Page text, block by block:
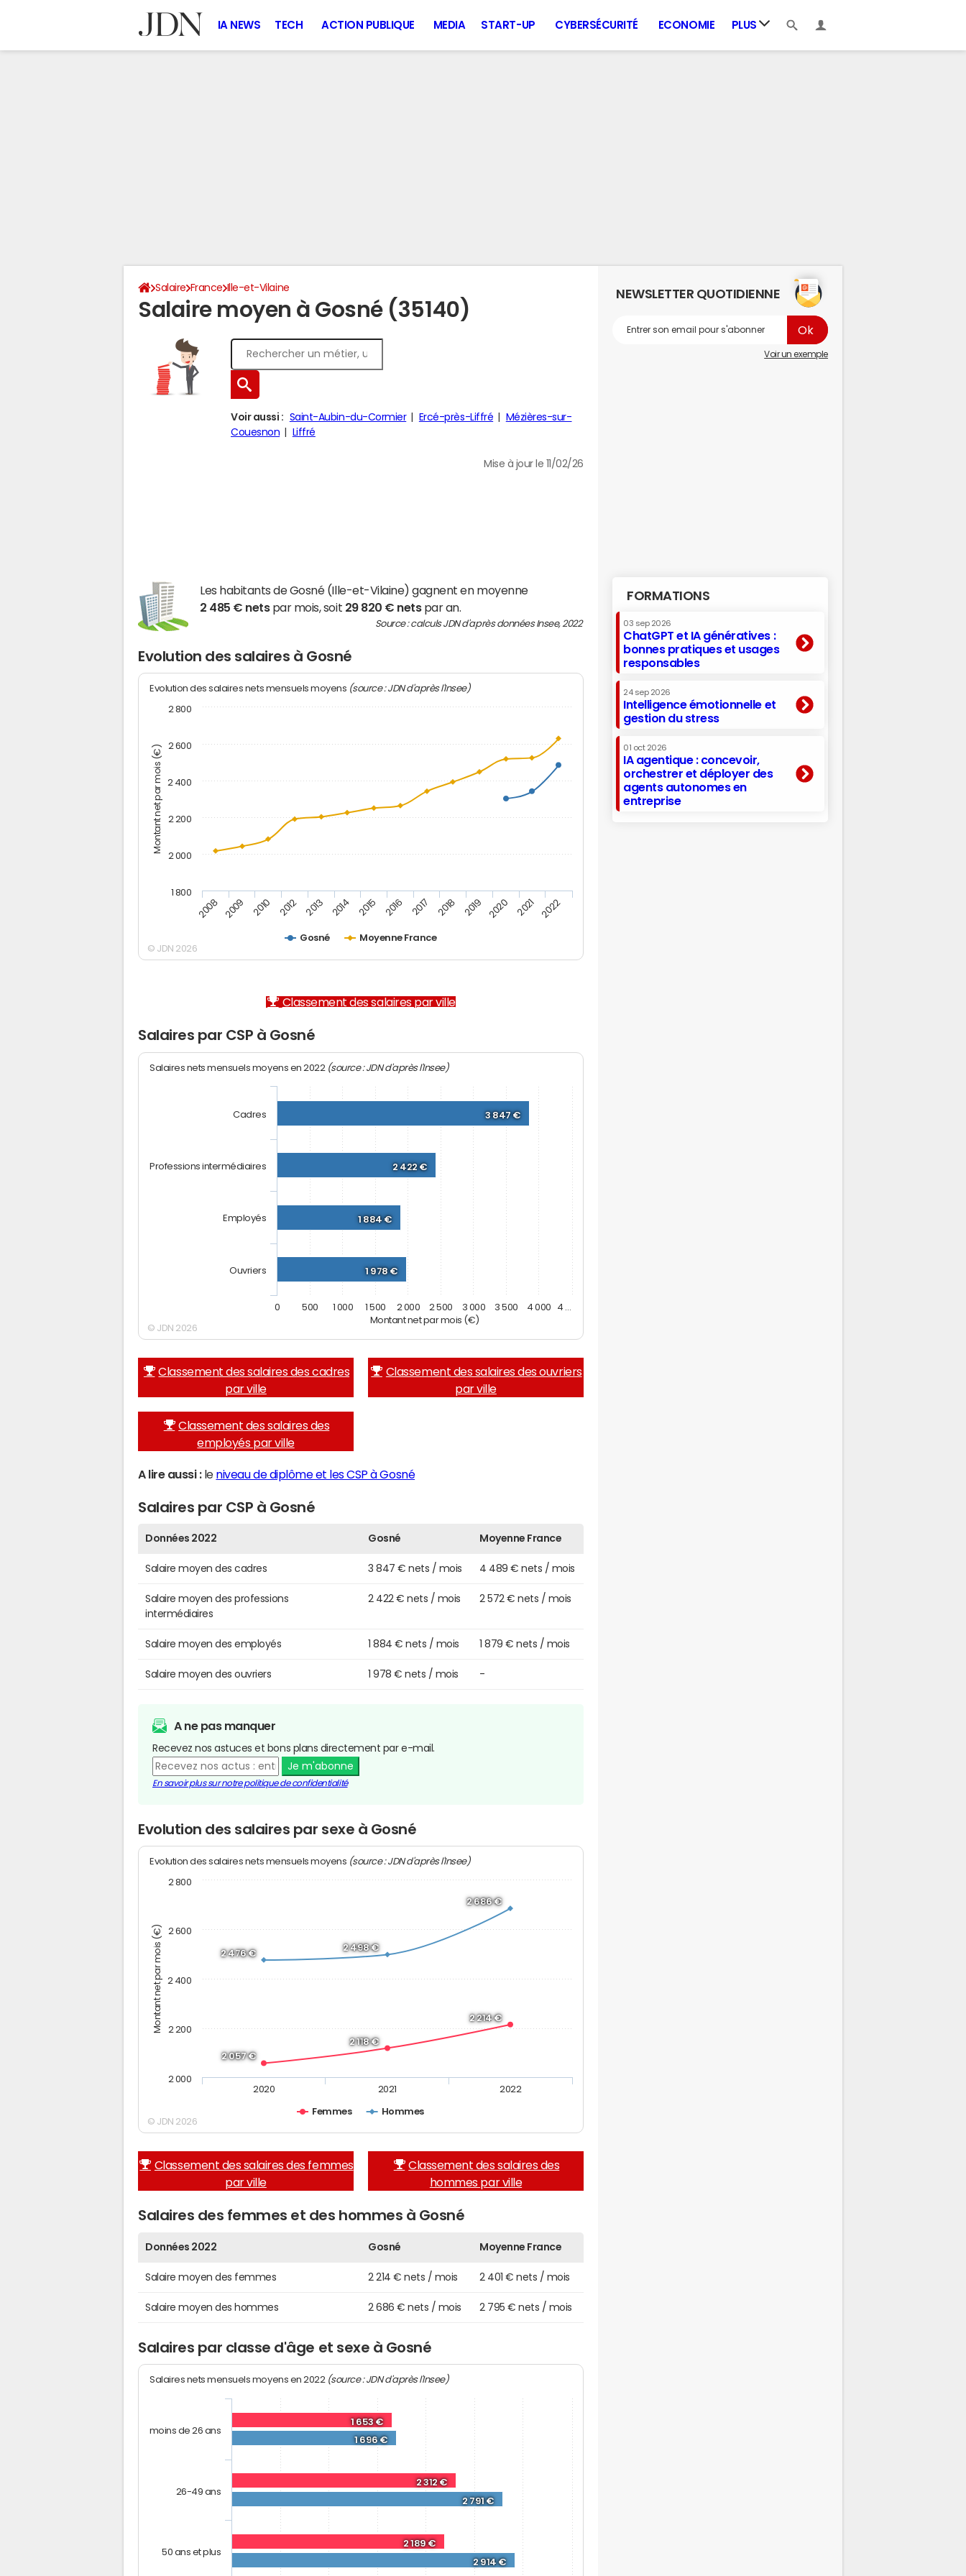
IA NEWS TECH ACTION PUBLIQUE MEDIA START-UP CYBERSÉCURITÉ ECONOMIE PLUS
Salaire France Ille-et-Vilaine
Salaire moyen à Gosné (35140)
Voir aussi : Saint-Aubin-du-Cormier Ercé-près-Liffré
Mézières-sur-
Couesnon
Liffré
Mise à jour le 11/02/26
Les habitants de Gosné (Ille-et-Vilaine) gagnent en moyenne
2 485 € netspar mois, soit 29 820 € netspar an.
Source : calculs JDN d'après données Insee, 2022
Evolution des salaires à Gosné
Montant net par mois (€)
Evolution des salaires nets mensuels moyens (source : JDN d'après l'Insee)
Gosné Moyenne France
2008 2009 2010 2012 2013 2014 2015 2016 2017 2018 2019 2020 2021 2022
1 800
2 000
2 200
2 400
2 600
2 800
© JDN 2026
Classement des salaires par ville
Salaires par CSP à Gosné
Montant net par mois (€)
Salaires nets mensuels moyens en 2022 (source : JDN d'après l'Insee)
3 847 €
2 422 €
1 884 €
1 978 €
Cadres
Professions intermédiaires
Employés
Ouvriers
0 500 1 000 1 500 2 000 2 500 3 000 3 500 4 000 4 …
© JDN 2026
Classement des salaires des cadres
par ville
Classement des salaires des ouvriers
par ville
Classement des salaires des
employés par ville
A lire aussi :le niveau de diplôme et les CSP à Gosné
Salaires par CSP à Gosné
Données 2022 Gosné Moyenne France
Salaire moyen des cadres 3 847 € nets / mois 4 489 € nets / mois
Salaire moyen des professions
intermédiaires
2 422 € nets / mois 2 572 € nets / mois
Salaire moyen des employés 1 884 € nets / mois 1 879 € nets / mois
Salaire moyen des ouvriers 1 978 € nets / mois -
A ne pas manquer
Recevez nos astuces et bons plans directement par e-mail.
Je m'abonne
En savoir plus sur notre politique de confidentialité
Evolution des salaires par sexe à Gosné
Montant net par mois (€)
Evolution des salaires nets mensuels moyens (source : JDN d'après l'Insee)
2 057 €
2 118 €
2 214 €
2 476 €
2 498 €
2 686 €
Femmes Hommes
2020 2021 2022
2 000
2 200
2 400
2 600
2 800
© JDN 2026
Classement des salaires des femmes
par ville
Classement des salaires des
hommes par ville
Salaires des femmes et des hommes à Gosné
Données 2022 Gosné Moyenne France
Salaire moyen des femmes 2 214 € nets / mois 2 401 € nets / mois
Salaire moyen des hommes 2 686 € nets / mois 2 795 € nets / mois
Salaires par classe d'âge et sexe à Gosné
Salaires nets mensuels moyens en 2022 (source : JDN d'après l'Insee)
1 653 €
2 312 €
2 189 €
1 696 €
2 791 €
2 914 €
moins de 26 ans
26-49 ans
50 ans et plus
NEWSLETTER QUOTIDIENNE
Voir un exemple
FORMATIONS
03 sep 2026
ChatGPT et IA génératives :
bonnes pratiques et usages
responsables
24 sep 2026
Intelligence émotionnelle et
gestion du stress
01 oct 2026
IA agentique : concevoir,
orchestrer et déployer des
agents autonomes en
entreprise